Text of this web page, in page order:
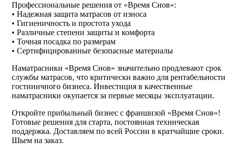
Профессиональные решения от «Время Снов»:
• Надежная защита матрасов от износа
• Гигиеничность и простота ухода
• Различные степени защиты и комфорта
• Точная посадка по размерам
• Сертифицированные безопасные материалы
Наматрасники «Время Снов» значительно продлевают срок
службы матрасов, что критически важно для рентабельности
гостиничного бизнеса. Инвестиция в качественные
наматрасники окупается за первые месяцы эксплуатации.
Откройте прибыльный бизнес с франшизой «Время Снов»!
Готовые решения для старта, постоянная техническая
поддержка. Доставляем по всей России в кратчайшие сроки.
Шьем на заказ.